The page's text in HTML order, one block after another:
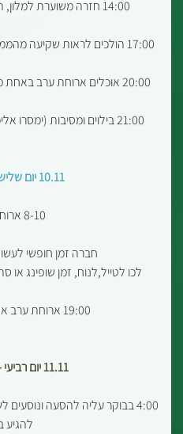
14:00 חזרה משוערת למלון, תנוחו קצת לכו לאכול משהו
17:00 הולכים לראות שקיעה מהממת בגבעת הקוקוסים (טוקטוקים)
20:00 אוכלים ארוחת ערב באחת מהמסעדות בעיירה. (טוקטוקים)
21:00 בילוים ומסיבות (ימסרו אליכם באותו היום באופן ספונטני)
10.11 יום שלישי - יום אחרון
8-10 ארוחת בוקר
חברה זמן חופשי
לכו לטייל,לנוח, זמן שופינג או
19:00 ארוחת ערב אחרונה בסרי לנקה
11.11 יום רביעי - חזרה לארץ
4:00 בבוקר עליה להסעה
להגיע